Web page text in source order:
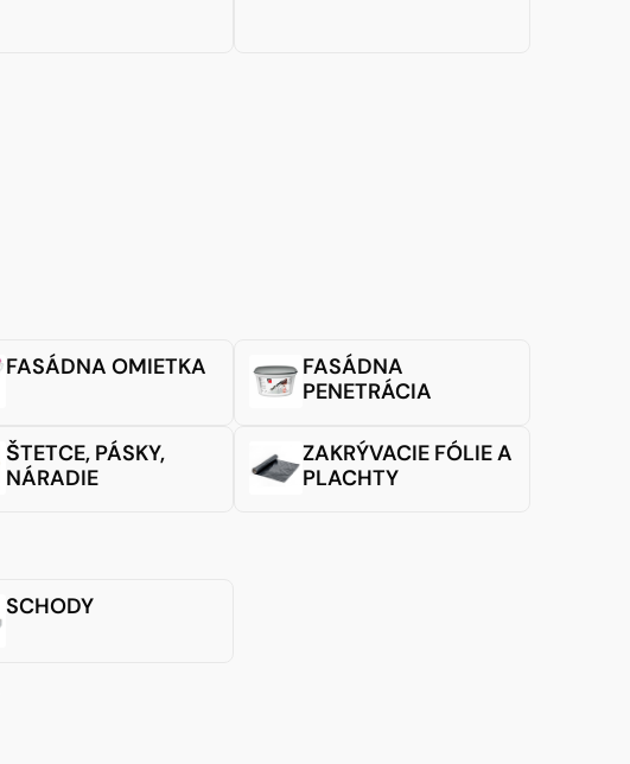
FASÁDNA OMIETKA
FASÁDNA
PENETRÁCIA
ŠTETCE, PÁSKY,
NÁRADIE
ZAKRÝVACIE FÓLIE A
PLACHTY
SCHODY